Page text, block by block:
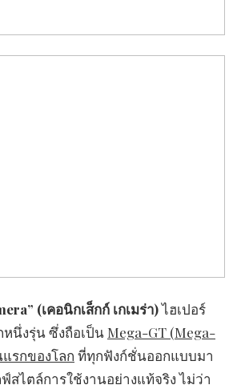
(เคอนิกเส็กก์ เกเมร่า)ไฮเปอร์
นึ่งรุ่น ซึ่งถือเป็น Mega-GT (Mega-
รกของโลก ที่ทุกฟังก์ชั่นออกแบบมา
สไตล์การใช้งานอย่างแท้จริง ไม่ว่า